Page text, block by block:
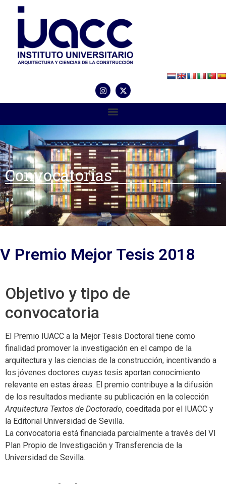
Convocatorias
V Premio Mejor Tesis 2018
Objetivo y tipo de
convocatoria
El Premio IUACC a la Mejor Tesis Doctoral tiene como
finalidad promover la investigación en el campo de la
arquitectura y las ciencias de la construcción, incentivando a
los jóvenes doctores cuyas tesis aportan conocimiento
relevante en estas áreas. El premio contribuye a la difusión
de los resultados mediante su publicación en la colección
Arquitectura Textos de Doctorado, coeditada por el IUACC y
la Editorial Universidad de Sevilla.
La convocatoria está financiada parcialmente a través del VI
Plan Propio de Investigación y Transferencia de la
Universidad de Sevilla.